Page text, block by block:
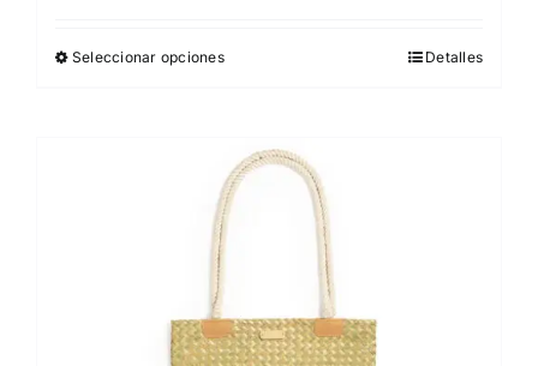
Seleccionar opcionesEste
múltiples
variantes.
Las
pueden
elegir
Detalles